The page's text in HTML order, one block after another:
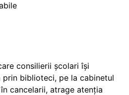
consilierii școlari își
biblioteci, pe la cabinetul
cancelarii, atrage atenția